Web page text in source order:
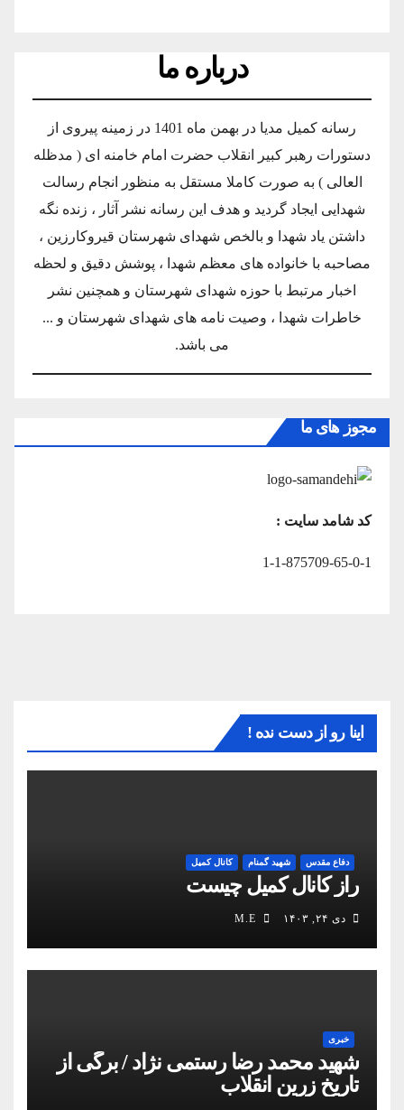
درباره ما
رسانه کمیل مدیا در بهمن ماه 1401 در زمینه پیروی از
دستورات رهبر کبیر انقلاب حضرت امام خامنه ای ( مدظله
العالی ) به صورت کاملا مستقل به منظور انجام رسالت
شهدایی ایجاد گردید و هدف این رسانه نشر آثار ، زنده نگه
داشتن یاد شهدا و بالخص شهدای شهرستان قیروکارزین ،
مصاحبه با خانواده های معظم شهدا ، پوشش دقیق و لحظه
اخبار مرتبط با حوزه شهدای شهرستان و همچنین نشر
خاطرات شهدا ، وصیت نامه های شهدای شهرستان و ...
می باشد.
مجوز های ما
کد شامد سایت :
1-1-875709-65-0-1
اینا رو از دست نده !
دفاع مقدس شهید گمنام کانال کمیل
راز کانال کمیل چیست
دی ۲۴, ۱۴۰۳
خبری
شهید محمد رضا رستمی نژاد / برگی از
تاریخ زرین انقلاب